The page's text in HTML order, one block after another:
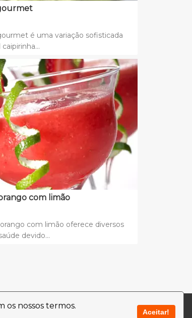
os nossos termos.
Aceitar!
é uma variação sofisticada
com limão
com limão oferece diversos
devido...